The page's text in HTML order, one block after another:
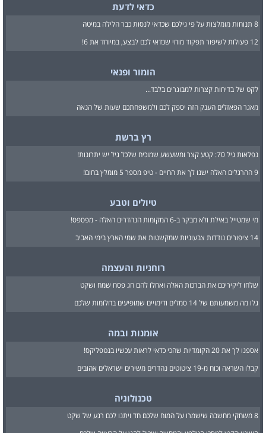
כדאי לדעת
8 תנוחות מומלצות על פי גילכם שכדאי לנסות כבר הלילה במיטה
12 פעולות לשיפור תפקוד מוחי שכדאי לכם לבצע, במיוחד את 6!
הומור ופנאי
לקט של בדיחות קצרות למבוגרים בלבד...
מאגר הפאזלים הענק הזה יספק לכם ולמשפחתכם שעות של הנאה
רץ ברשת
נפלאות גיל 70: קטע קצר ומשעשע שמוכיח שלכל גיל יש יתרונות!
9 ההרגלים האלה ישנו לך את החיים - טיפ מספר 5 מומלץ בחום!
טיולים וטבע
מי שמטייל באילת ולא מבקר ב-6 המקומות הנהדרים האלה - מפספס!
14 ציפורים נודדות צבעוניות שמקשטות את שמי הארץ בימי האביב
רוחניות והעצמה
שלחו ליקיריכם את הברכות האלה ואחלו להם חג פסח שמח ושקט
גלו מה משמעותם של 14 סמלים ודימויים שמופיעים בחלומות שלכם
אומנות ובמה
אספנו לך את 20 הקומדיות שהכי כדאי לראות עכשיו בנטפליקס!
קבלו השראה וכוח מ-19 ציטוטים נהדרים משירים ישראלים אהובים
טכנולוגיה
8 משחקי מחשבה שישמרו על המוח שלכם חד ויתנו לכם רגע של שקט